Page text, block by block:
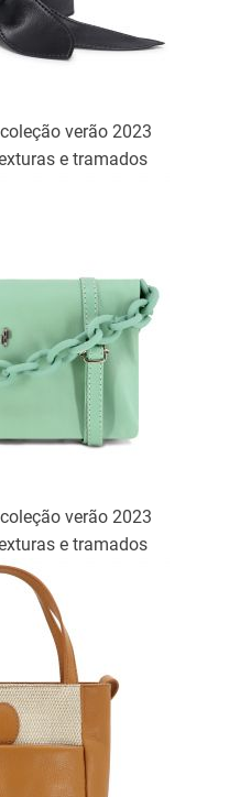
verão 2023
e tramados
verão 2023
e tramados